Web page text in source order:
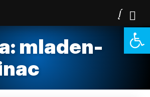
mladen-